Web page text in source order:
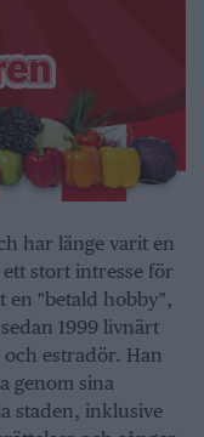
har länge varit en
stort intresse för
en "betald hobby",
1999 livnärt
estradör. Han
genom sina
staden, inklusive